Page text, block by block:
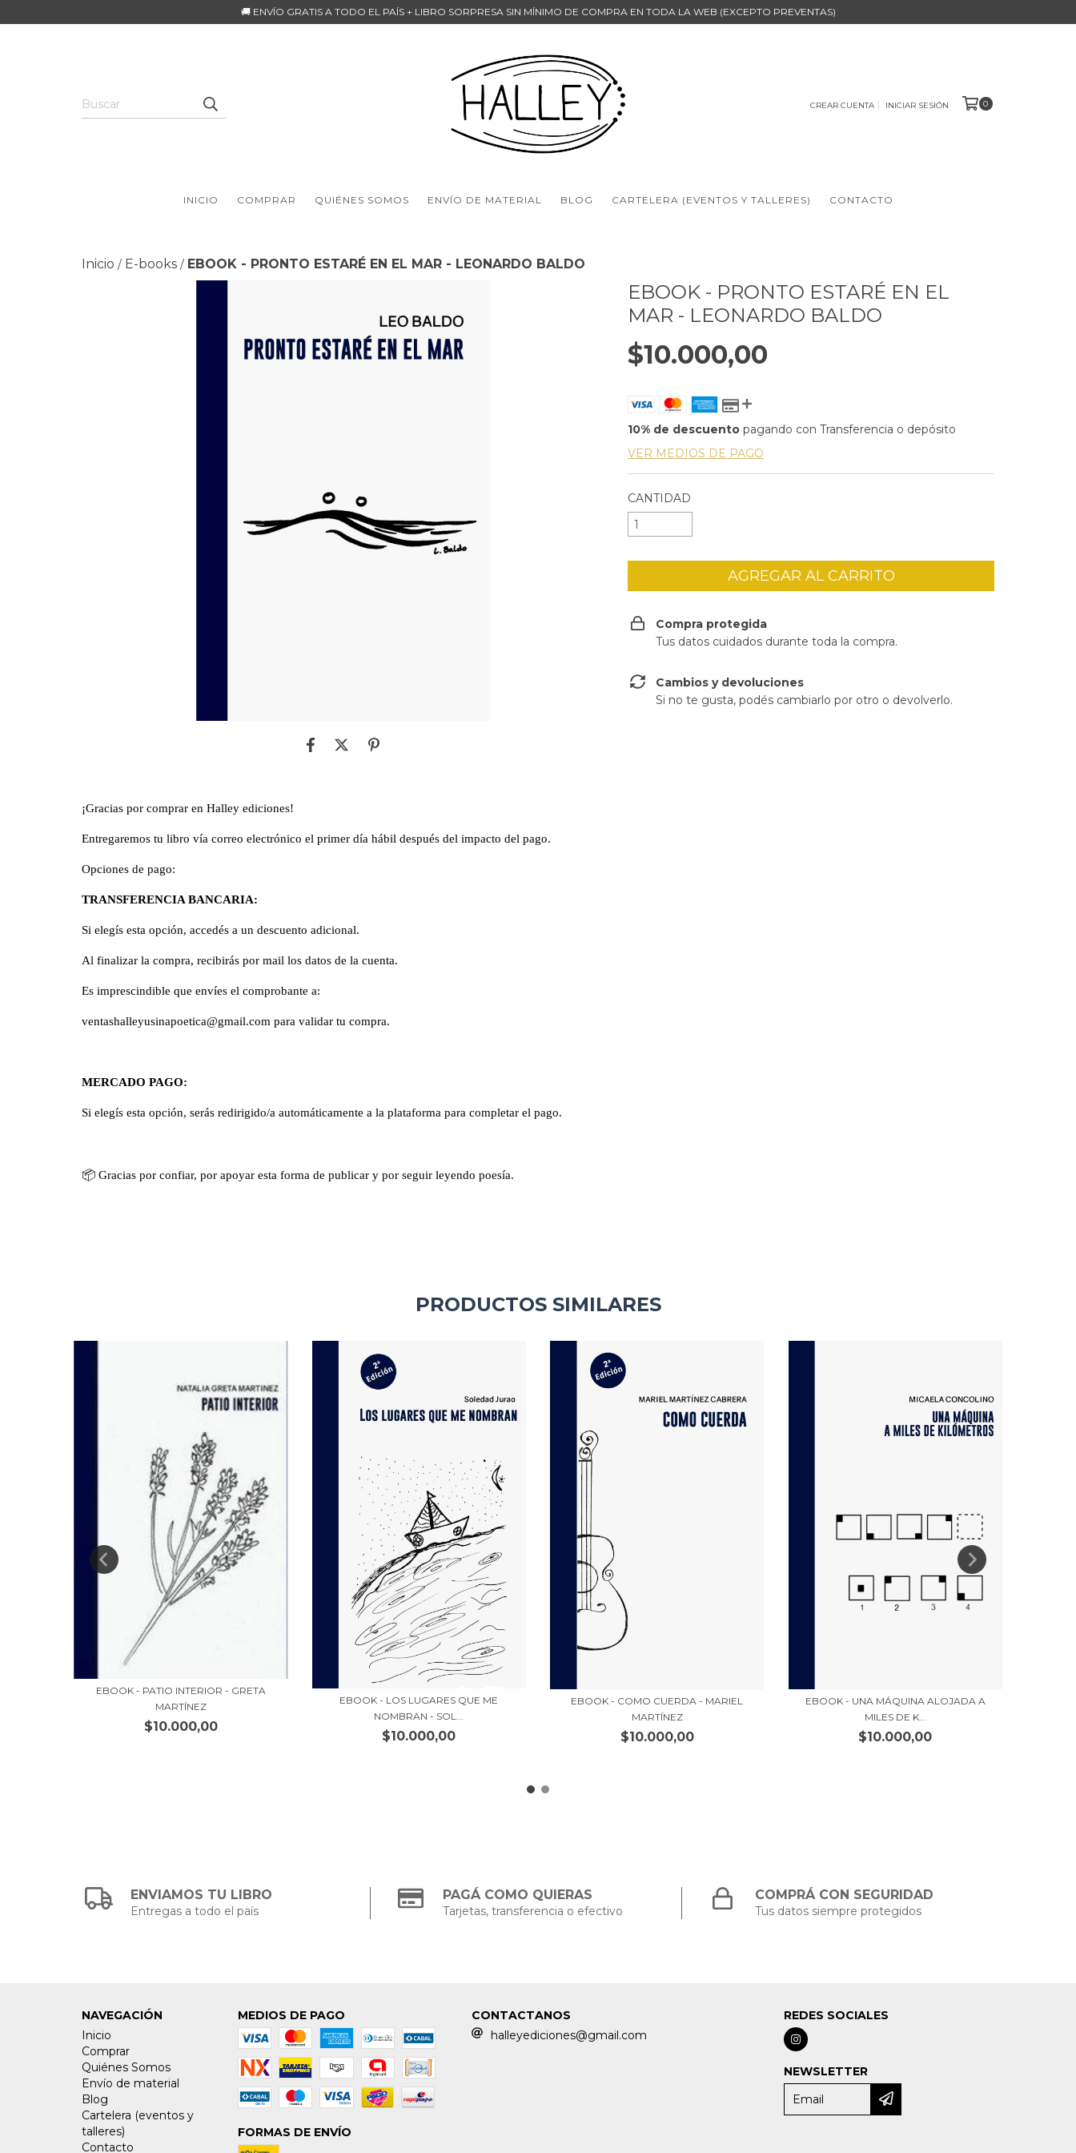
🚚 ENVÍO GRATIS A TODO EL PAÍS + LIBRO SORPRESA SIN MÍNIMO DE COMPRA EN TODA LA WEB (EXCEPTO PREVENTAS)
CREAR CUENTA INICIAR SESIÓN 0
INICIO COMPRAR QUIÉNES SOMOS ENVÍO DE MATERIAL BLOG CARTELERA (EVENTOS Y TALLERES) CONTACTO
Inicio / E-books / EBOOK - PRONTO ESTARÉ EN EL MAR - LEONARDO BALDO
¡Gracias por comprar en Halley ediciones!
Entregaremos tu libro vía correo electrónico el primer día hábil después del impacto del pago.
Opciones de pago:
TRANSFERENCIA BANCARIA:
Si elegís esta opción, accedés a un descuento adicional.
Al finalizar la compra, recibirás por mail los datos de la cuenta.
Es imprescindible que envíes el comprobante a:
ventashalleyusinapoetica@gmail.com para validar tu compra.
MERCADO PAGO:
Si elegís esta opción, serás redirigido/a automáticamente a la plataforma para completar el pago.
📦 Gracias por confiar, por apoyar esta forma de publicar y por seguir leyendo poesía.
EBOOK - PRONTO ESTARÉ EN EL
MAR - LEONARDO BALDO
$10.000,00
10% de descuento pagando con Transferencia o depósito
VER MEDIOS DE PAGO
CANTIDAD
Compra protegida
Tus datos cuidados durante toda la compra.
Cambios y devoluciones
Si no te gusta, podés cambiarlo por otro o devolverlo.
PRODUCTOS SIMILARES
EBOOK - PATIO INTERIOR - GRETA
MARTÍNEZ
$10.000,00
EBOOK - LOS LUGARES QUE ME
NOMBRAN - SOL...
$10.000,00
EBOOK - COMO CUERDA - MARIEL
MARTÍNEZ
$10.000,00
EBOOK - UNA MÁQUINA ALOJADA A
MILES DE K...
$10.000,00
ENVIAMOS TU LIBRO
Entregas a todo el país
PAGÁ COMO QUIERAS
Tarjetas, transferencia o efectivo
COMPRÁ CON SEGURIDAD
Tus datos siempre protegidos
NAVEGACIÓN
Inicio
Comprar
Quiénes Somos
Envío de material
Blog
Cartelera (eventos y
talleres)
Contacto
MEDIOS DE PAGO
FORMAS DE ENVÍO
CONTACTANOS
halleyediciones@gmail.com
REDES SOCIALES
NEWSLETTER